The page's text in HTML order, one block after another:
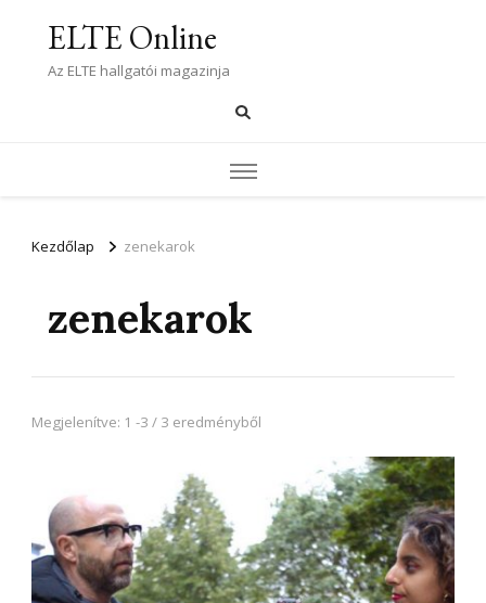
ELTE Online
Az ELTE hallgatói magazinja
Kezdőlap zenekarok
zenekarok
Megjelenítve: 1 -3 / 3 eredményből